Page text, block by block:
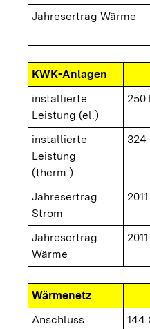
Jahresertrag Wärme
KWK-Anlagen
installierte
Leistung (el.)
250
installierte
Leistung
(therm.)
324
Jahresertrag
Strom
Jahresertrag
Wärme
Wärmenetz
Anschluss
144